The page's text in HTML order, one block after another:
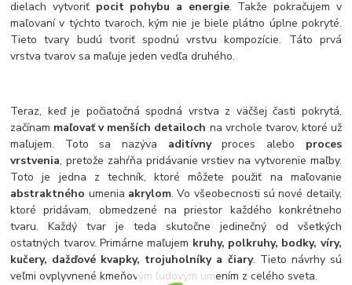
dielach vytvoriť pocit pohybu a energie. Takže pokračujem v
maľovaní v týchto tvaroch, kým nie je biele plátno úplne pokryté.
Tieto tvary budú tvoriť spodnú vrstvu kompozície. Táto prvá
vrstva tvarov sa maľuje jeden vedľa druhého.
Teraz, keď je počiatočná spodná vrstva z väčšej časti pokrytá,
začínam maľovať v menších detailoch na vrchole tvarov, ktoré už
maľujem. Toto sa nazýva aditívnyproces alebo proces
vrstvenia, pretože zahŕňa pridávanie vrstiev na vytvorenie maľby.
Toto je jedna z techník, ktoré môžete použiť na maľovanie
abstraktného umenia akrylom.Vo všeobecnosti sú nové detaily,
ktoré pridávam, obmedzené na priestor každého konkrétneho
tvaru. Každý tvar je teda skutočne jedinečný od všetkých
ostatných tvarov. Primárne maľujem kruhy, polkruhy, bodky, víry,
kučery, dažďové kvapky, trojuholníky a čiary. Tieto návrhy sú
veľmi ovplyvnené kmeňovým ľudovým umením z celého sveta.